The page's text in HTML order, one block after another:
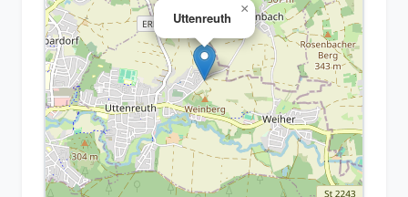
Uttenreuth
×